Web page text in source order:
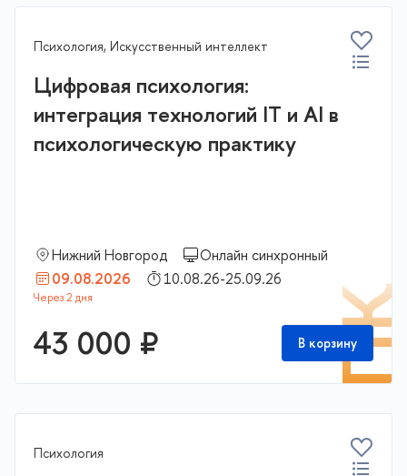
Психология, Искусственный интеллект
Цифровая психология:
интеграция технологий IT и AI в
психологическую практику
Нижний Новгород
Онлайн синхронный
09.08.2026
10.08.26-25.09.26
43 000 ₽ В корзину
Психология